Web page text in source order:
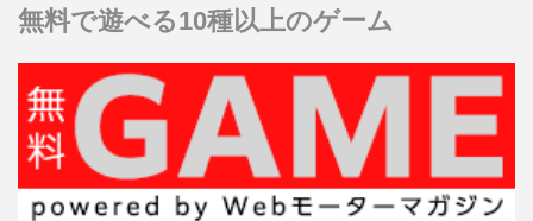
無料で遊べる10種以上のゲーム